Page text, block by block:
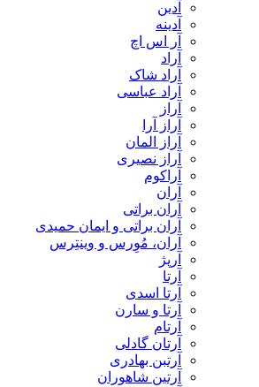
آدین
آدینه
آر اس اچ
آراد
آراد شاک
آراد عباسی
آراز
آراز آرا
آراز المان
آراز نصیری
آراکوم
آران
آران براتی
آران براتی و ایمان حمیدی
آران، مُوِرس و وینتِرس
آرپژ
آرتا
آرتا اسدی
آرتا و سارن
آرتام
آرتان گادلی
آرتبن بهادری
آرتين شاهوران